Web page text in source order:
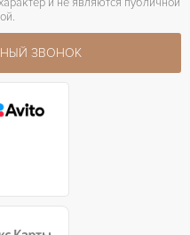
и не являются публичной
ЗВОНОК